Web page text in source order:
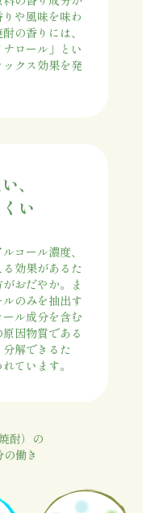
や風味を味わ
の香りには、
ロール」とい
クス効果を発
、
い
コール濃度、
効果があるた
おだやか。ま
のみを抽出す
ル成分を含む
因物質である
分解できるた
ています。
酎）の
働き